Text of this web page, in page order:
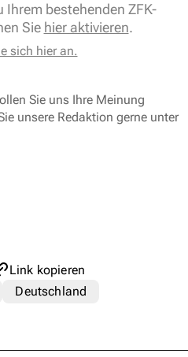
Ihrem bestehenden ZFK-
Sie hier aktivieren.
sich hier an.
Sie uns Ihre Meinung
unsere Redaktion gerne unter
Link kopieren
Deutschland